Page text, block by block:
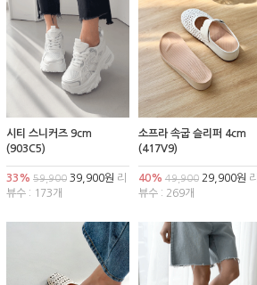
시티 스니커즈 9cm
(903C5)
33% 59,900 39,900원 리
뷰수 : 173개
소프라 속굽 슬리퍼 4cm
(417V9)
40% 49,90029,900원 리
뷰수 : 269개